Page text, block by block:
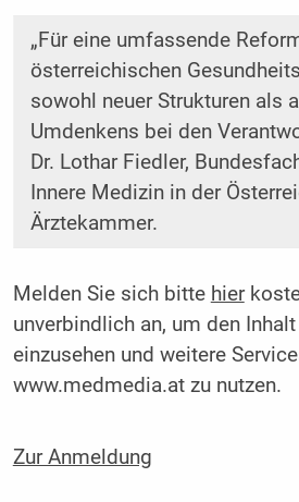
„Für eine umfassende
österreichischen
sowohl neuer Strukturen als
Umdenkens bei den
Dr. Lothar Fiedler,
Innere Medizin in der
Ärztekammer.
Melden Sie sich bitte hier
unverbindlich an, um den
einzusehen und weitere
www.medmedia.at zu nutzen.
Zur Anmeldung